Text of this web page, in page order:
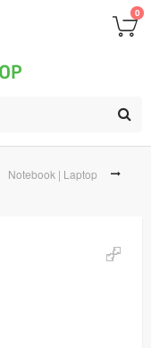
0
Notebook | Laptop